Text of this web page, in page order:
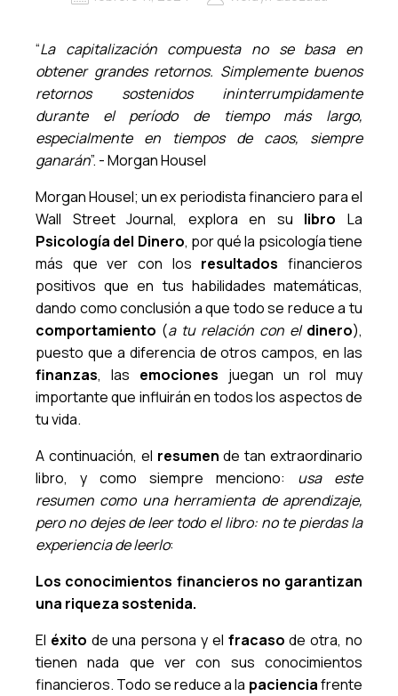
“La capitalización compuesta no se basa en
obtener grandes retornos. Simplemente buenos
retornos sostenidos ininterrumpidamente
durante el período de tiempo más largo,
especialmente en tiempos de caos, siempre
ganarán”. - Morgan Housel
Morgan Housel; un ex periodista financiero para el
Wall Street Journal, explora en su libro La
Psicología del Dinero, por qué la psicología tiene
más que ver con los resultados financieros
positivos que en tus habilidades matemáticas,
dando como conclusión a que todo se reduce a tu
comportamiento (a tu relación con el dinero),
puesto que a diferencia de otros campos, en las
finanzas, las emociones juegan un rol muy
importante que influirán en todos los aspectos de
tu vida.
A continuación, el resumen de tan extraordinario
libro, y como siempre menciono: usa este
resumen como una herramienta de aprendizaje,
pero no dejes de leer todo el libro: no te pierdas la
experiencia de leerlo:
Los conocimientos financieros no garantizan
una riqueza sostenida.
El éxito de una persona y el fracaso de otra, no
tienen nada que ver con sus conocimientos
financieros. Todo se reduce a la pacienciafrente